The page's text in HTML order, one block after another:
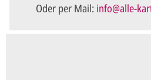
Oder per Mail: info@alle-